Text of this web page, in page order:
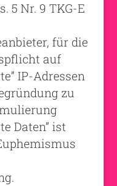
5 Nr. 9 TKG-E
für die
auf
IP-Adressen
zu
Daten” ist